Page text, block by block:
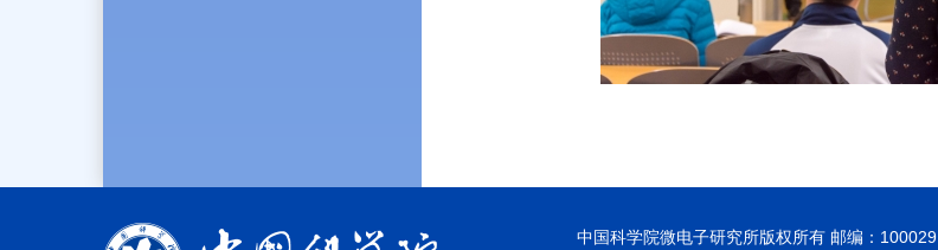
中国科学院微电子研究所版权所有 邮编：100029